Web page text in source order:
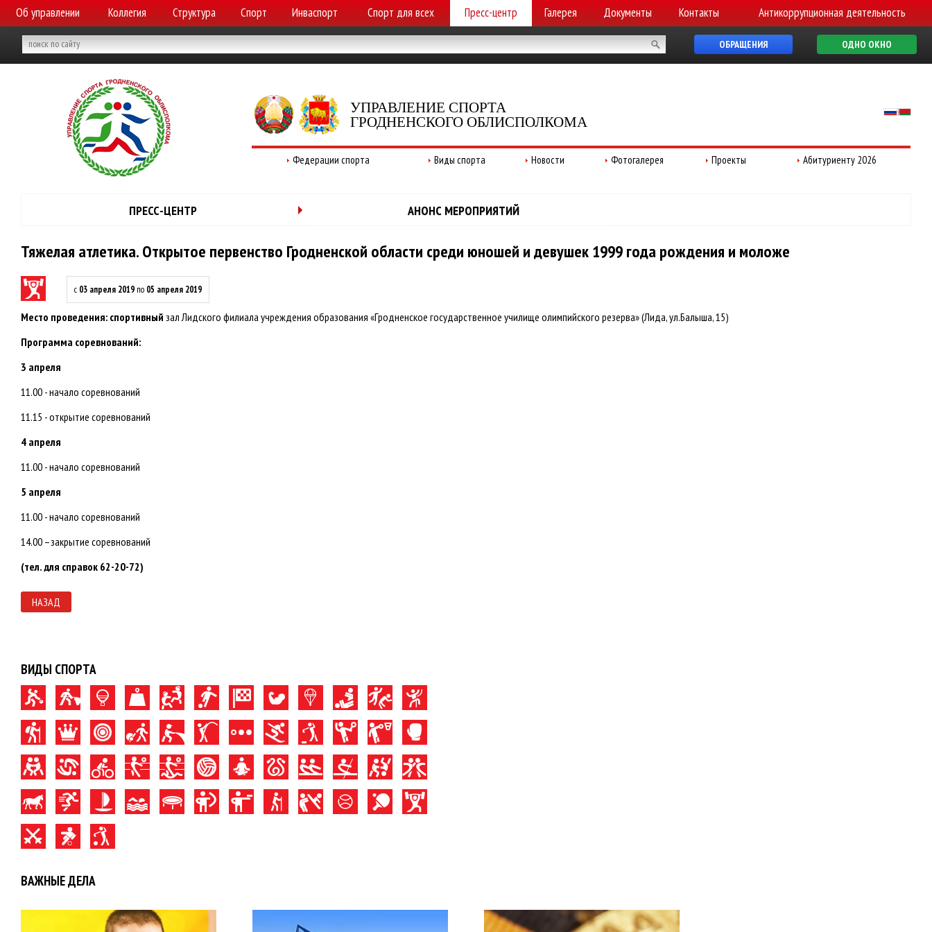
Об управлении Коллегия Структура Спорт Инваспорт Спорт для всех Пресс-центр Галерея Документы Контакты Антикоррупционная деятельность
ОБРАЩЕНИЯ ОДНО ОКНО
УПРАВЛЕНИЕ СПОРТА
ГРОДНЕНСКОГО ОБЛИСПОЛКОМА
Федерации спорта Виды спорта Новости Фотогалерея Проекты Абитуриенту 2026
ПРЕСС-ЦЕНТР АНОНС МЕРОПРИЯТИЙ
Тяжелая атлетика. Открытое первенство Гродненской области среди юношей и девушек 1999 года рождения и моложе
с 03 апреля 2019 по 05 апреля 2019
Место проведения: спортивный зал Лидского филиала учреждения образования «Гродненское государственное училище олимпийского резерва» (Лида, ул.Балыша, 15)
Программа соревнований:
3 апреля
11.00 - начало соревнований
11.15 - открытие соревнований
4 апреля
11.00 - начало соревнований
5 апреля
11.00 - начало соревнований
14.00 –закрытие соревнований
(тел. для справок 62-20-72)
НАЗАД
ВИДЫ СПОРТА
ВАЖНЫЕ ДЕЛА